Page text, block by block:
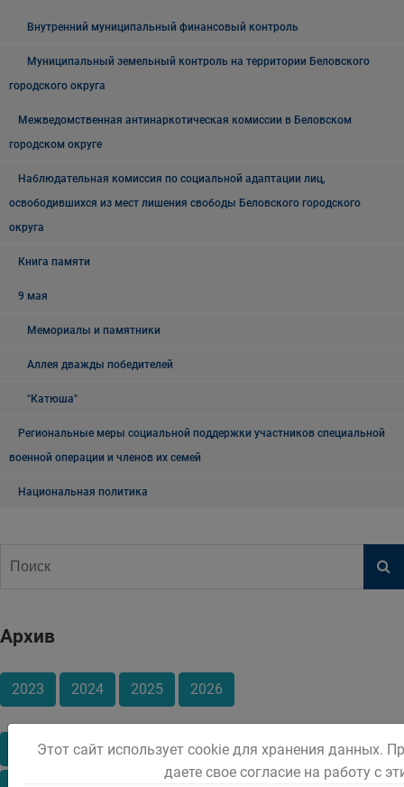
Внутренний муниципальный финансовый контроль
Муниципальный земельный контроль на территории Беловского
городского округа
Межведомственная антинаркотическая комиссии в Беловском
городском округе
Наблюдательная комиссия по социальной адаптации лиц,
освободившихся из мест лишения свободы Беловского городского
округа
Книга памяти
9 мая
Мемориалы и памятники
Аллея дважды победителей
"Катюша"
Региональные меры социальной поддержки участников специальной
военной операции и членов их семей
Национальная политика
Архив
2023 2024 2025 2026
Январь Февраль Март Апрель Май
Этот сайт использует cookie для хранения данных.
даете свое согласие на работу с